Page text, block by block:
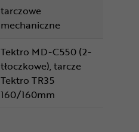
tarczowe
mechaniczne
Tektro MD-C550 (2-
tłoczkowe), tarcze
Tektro TR35
160/160mm